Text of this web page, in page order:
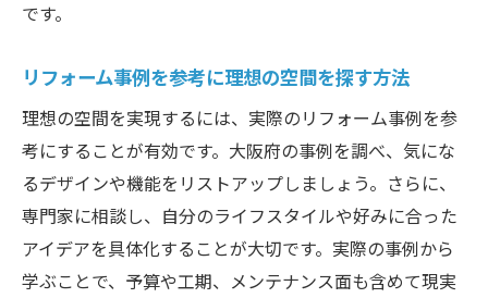
です。
リフォーム事例を参考に理想の空間を探す方法
理想の空間を実現するには、実際のリフォーム事例を参
考にすることが有効です。大阪府の事例を調べ、気にな
るデザインや機能をリストアップしましょう。さらに、
専門家に相談し、自分のライフスタイルや好みに合った
アイデアを具体化することが大切です。実際の事例から
学ぶことで、予算や工期、メンテナンス面も含めて現実